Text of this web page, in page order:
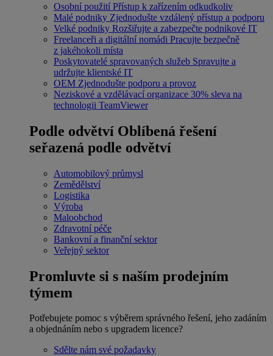
Osobní použití Přístup k zařízením odkudkoliv
Malé podniky Zjednodušte vzdálený přístup a podporu
Velké podniky Rozšiřujte a zabezpečte podnikové IT
Freelanceři a digitální nomádi Pracujte bezpečně
z jakéhokoli místa
Poskytovatelé spravovaných služeb Spravujte a
udržujte klientské IT
OEM Zjednodušte podporu a provoz
Neziskové a vzdělávací organizace 30% sleva na
technologii TeamViewer
Podle odvětví Oblíbená řešení
seřazená podle odvětví
Automobilový průmysl
Zemědělství
Logistika
Výroba
Maloobchod
Zdravotní péče
Bankovní a finanční sektor
Veřejný sektor
Promluvte si s naším prodejním
týmem
Potřebujete pomoc s výběrem správného řešení, jeho zadáním
a objednáním nebo s upgradem licence?
Sdělte nám své požadavky